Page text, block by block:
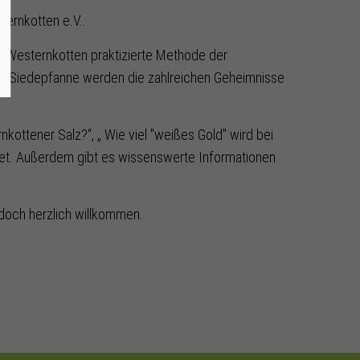
e.V..
Westernkotten praktizierte Methode der
Siedepfanne werden die zahlreichen Geheimnisse
Salz?“, „ Wie viel "weißes Gold" wird bei
Außerdem gibt es wissenswerte Informationen
herzlich willkommen.